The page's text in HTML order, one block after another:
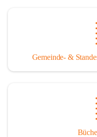
Tragöß - St. Katharein
Gemeindestrukturreform
aus den ehemaligen
Gemeinde- &